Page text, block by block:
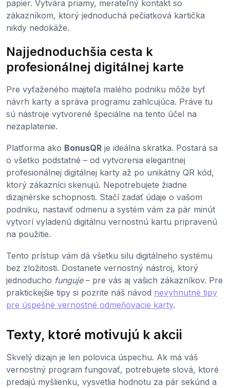
papier. Vytvára priamy, merateľný kontakt so
zákazníkom, ktorý jednoduchá pečiatková kartička
nikdy nedokáže.
Najjednoduchšia cesta k
profesionálnej digitálnej karte
Pre vyťaženého majiteľa malého podniku môže byť
návrh karty a správa programu zahlcujúca. Práve tu
sú nástroje vytvorené špeciálne na tento účel na
nezaplatenie.
Platforma ako BonusQR je ideálna skratka. Postará sa
o všetko podstatné – od vytvorenia elegantnej
profesionálnej digitálnej karty až po unikátny QR kód,
ktorý zákazníci skenujú. Nepotrebujete žiadne
dizajnérske schopnosti. Stačí zadať údaje o vašom
podniku, nastaviť odmenu a systém vám za pár minút
vytvorí vyladenú digitálnu vernostnú kartu pripravenú
na použitie.
Tento prístup vám dá všetku silu digitálneho systému
bez zložitosti. Dostanete vernostný nástroj, ktorý
jednoducho funguje– pre vás aj vašich zákazníkov. Pre
praktickejšie tipy si pozrite náš návod nevyhnutné tipy
pre úspešné vernostné odmeňovacie karty.
Texty, ktoré motivujú k akcii
Skvelý dizajn je len polovica úspechu. Ak má váš
vernostný program fungovať, potrebujete slová, ktoré
predajú myšlienku, vysvetlia hodnotu za pár sekúnd a